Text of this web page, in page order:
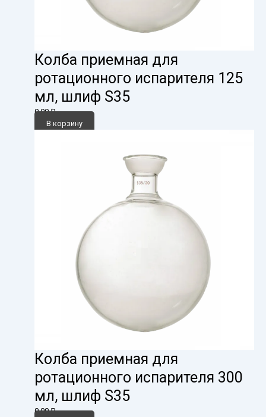
Колба приемная для
ротационного испарителя 125
мл, шлиф S35
0,00₽
В корзину
Колба приемная для
ротационного испарителя 300
мл, шлиф S35
0,00₽